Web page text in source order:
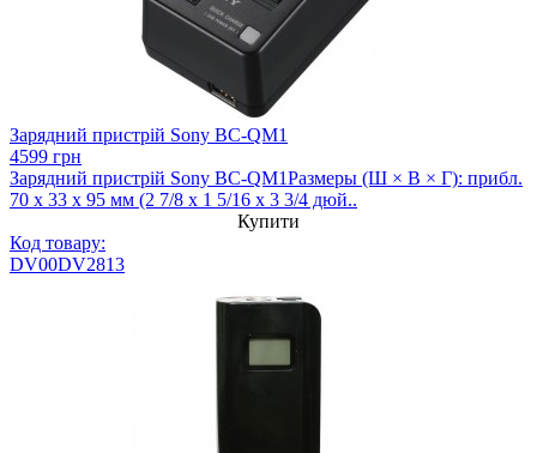
Зарядний пристрій Sony BC-QM1
4599 грн
Зарядний пристрій Sony BC-QM1Размеры (Ш × В × Г): прибл.
70 x 33 x 95 мм (2 7/8 x 1 5/16 x 3 3/4 дюй..
Купити
Код товару:
DV00DV2813